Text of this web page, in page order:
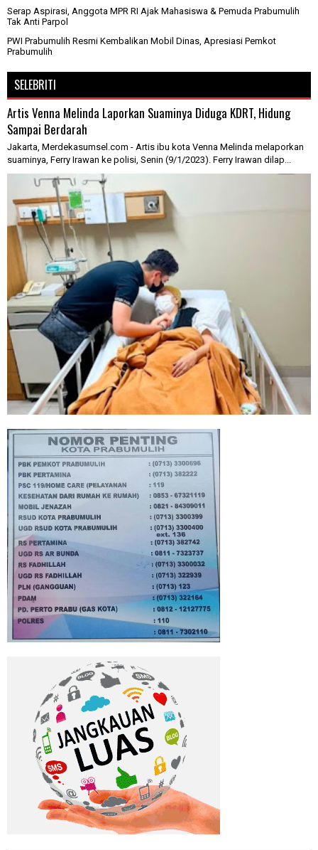
Serap Aspirasi, Anggota MPR RI Ajak Mahasiswa & Pemuda Prabumulih
Tak Anti Parpol
PWI Prabumulih Resmi Kembalikan Mobil Dinas, Apresiasi Pemkot
Prabumulih
SELEBRITI
Artis Venna Melinda Laporkan Suaminya Diduga KDRT, Hidung
Sampai Berdarah
Jakarta, Merdekasumsel.com - Artis ibu kota Venna Melinda melaporkan
suaminya, Ferry Irawan ke polisi, Senin (9/1/2023). Ferry Irawan dilap...